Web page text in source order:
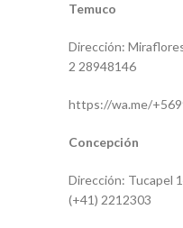
Temuco
Dirección:
2 28948146
https://wa.me/
Concepción
Dirección: Tucapel
(+41) 2212303